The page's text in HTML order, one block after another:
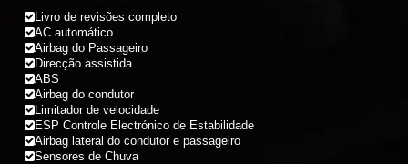
Livro de revisões completo
AC automático
Airbag do Passageiro
Direcção assistida
ABS
Airbag do condutor
Limitador de velocidade
ESP Controle Electrónico de Estabilidade
Airbag lateral do condutor e passageiro
Sensores de Chuva